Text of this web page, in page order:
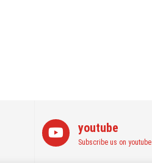
youtube
Subscribe us on youtube